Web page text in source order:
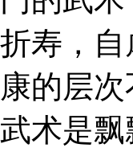
折寿，
康的层
武术是